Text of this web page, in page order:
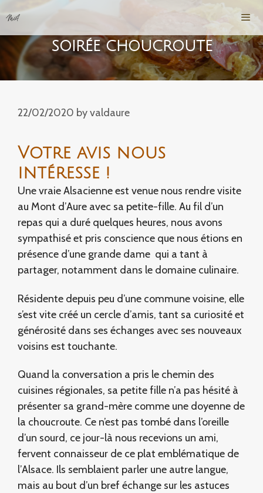
to
content
Menu
SOIRÉE CHOUCROUTE
22/02/2020 byvaldaure
Votre avis nous
intéresse !
Une vraie Alsacienne est venue nous rendre visite
au Mont d’Aure avec sa petite-fille. Au fil d’un
repas qui a duré quelques heures, nous avons
sympathisé et pris conscience que nous étions en
présence d’une grande dame qui a tant à
partager, notamment dans le domaine culinaire.
Résidente depuis peu d’une commune voisine, elle
s’est vite créé un cercle d’amis, tant sa curiosité et
générosité dans ses échanges avec ses nouveaux
voisins est touchante.
Quand la conversation a pris le chemin des
cuisines régionales, sa petite fille n’a pas hésité à
présenter sa grand-mère comme une doyenne de
la choucroute. Ce n’est pas tombé dans l’oreille
d’un sourd, ce jour-là nous recevions un ami,
fervent connaisseur de ce plat emblématique de
l’Alsace. Ils semblaient parler une autre langue,
mais au bout d’un bref échange sur les astuces